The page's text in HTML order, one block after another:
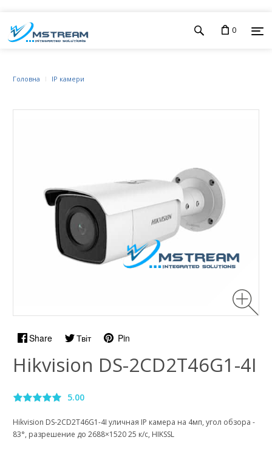
0
Головна IP камери
Share Твіт Pin
Hikvision DS-2CD2T46G1-4I
5.00
Hikvision DS-2CD2T46G1-4I уличная IP камера на 4мп, угол обзора -
83°, разрешение до 2688×1520 25 к/с, HIKSSL